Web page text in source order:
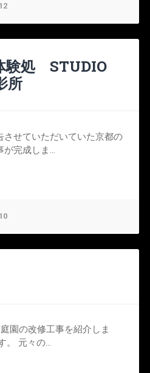
12
験処 STUDIO
所
させていただいていた京都の
が完成しま…
10
園の改修工事を紹介しま
。 元々の…